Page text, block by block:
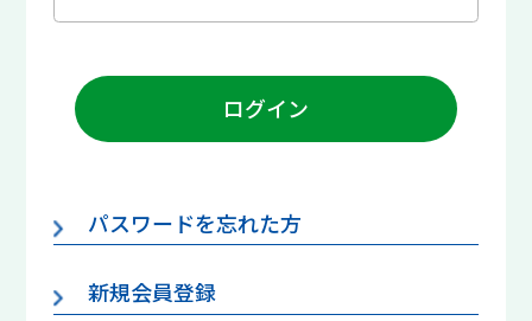
ログイン
パスワードを忘れた方
新規会員登録